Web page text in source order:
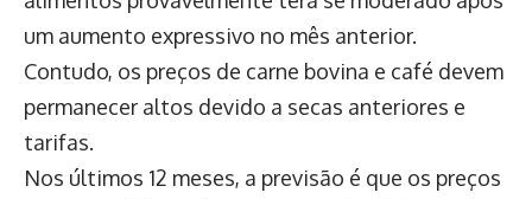
um aumento expressivo no mês anterior.
Contudo, os preços de carne bovina e café devem
permanecer altos devido a secas anteriores e
tarifas.
Nos últimos 12 meses, a previsão é que os preços